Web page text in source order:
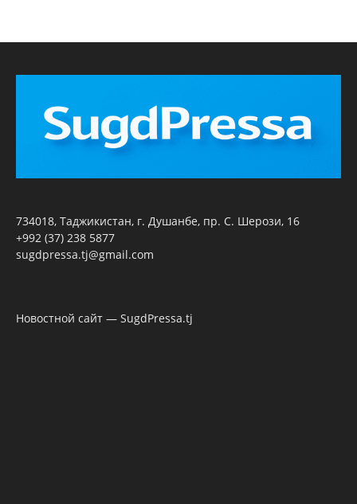
734018, Таджикистан, г. Душанбе, пр. С. Шерози, 16
+992 (37) 238 5877
sugdpressa.tj@gmail.com
Новостной сайт — SugdPressa.tj